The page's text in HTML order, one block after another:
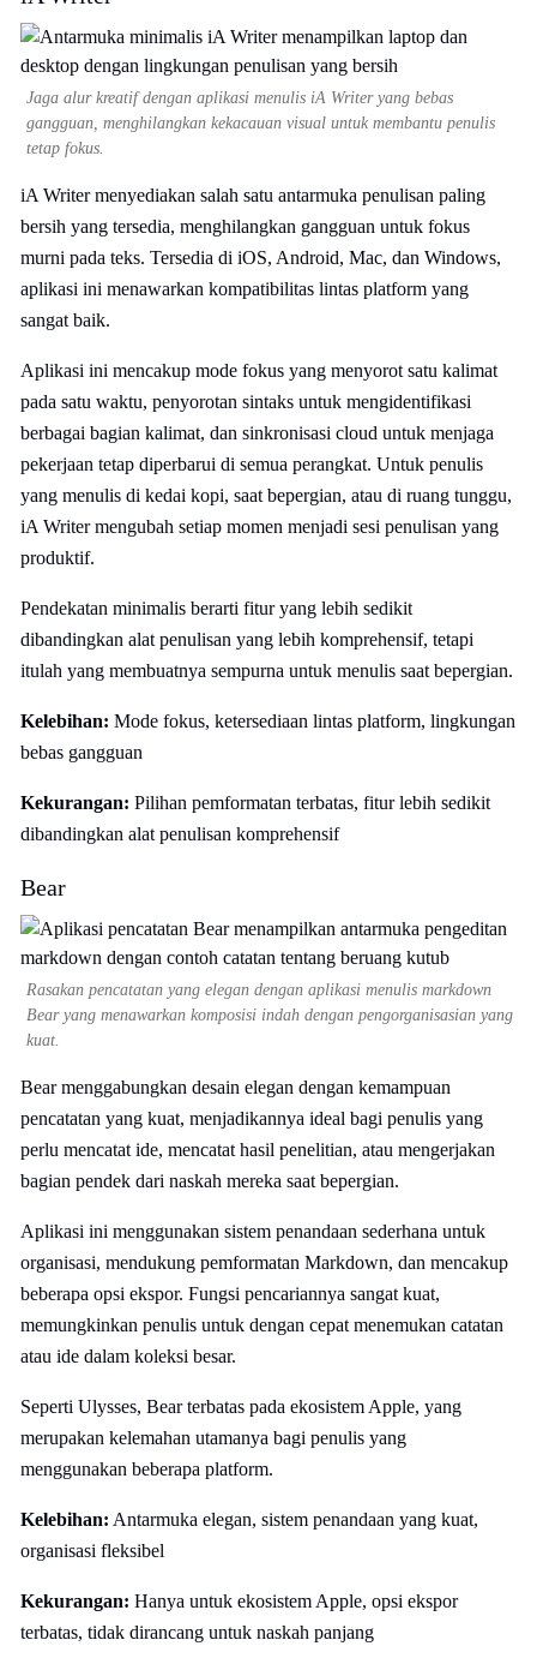
Jaga alur kreatif dengan aplikasi menulis iA Writer yang bebas
gangguan, menghilangkan kekacauan visual untuk membantu penulis
tetap fokus.
iA Writer menyediakan salah satu antarmuka penulisan paling
bersih yang tersedia, menghilangkan gangguan untuk fokus
murni pada teks. Tersedia di iOS, Android, Mac, dan Windows,
aplikasi ini menawarkan kompatibilitas lintas platform yang
sangat baik.
Aplikasi ini mencakup mode fokus yang menyorot satu kalimat
pada satu waktu, penyorotan sintaks untuk mengidentifikasi
berbagai bagian kalimat, dan sinkronisasi cloud untuk menjaga
pekerjaan tetap diperbarui di semua perangkat. Untuk penulis
yang menulis di kedai kopi, saat bepergian, atau di ruang tunggu,
iA Writer mengubah setiap momen menjadi sesi penulisan yang
produktif.
Pendekatan minimalis berarti fitur yang lebih sedikit
dibandingkan alat penulisan yang lebih komprehensif, tetapi
itulah yang membuatnya sempurna untuk menulis saat bepergian.
Kelebihan: Mode fokus, ketersediaan lintas platform, lingkungan
bebas gangguan
Kekurangan: Pilihan pemformatan terbatas, fitur lebih sedikit
dibandingkan alat penulisan komprehensif
Bear
Rasakan pencatatan yang elegan dengan aplikasi menulis markdown
Bear yang menawarkan komposisi indah dengan pengorganisasian yang
kuat.
Bear menggabungkan desain elegan dengan kemampuan
pencatatan yang kuat, menjadikannya ideal bagi penulis yang
perlu mencatat ide, mencatat hasil penelitian, atau mengerjakan
bagian pendek dari naskah mereka saat bepergian.
Aplikasi ini menggunakan sistem penandaan sederhana untuk
organisasi, mendukung pemformatan Markdown, dan mencakup
beberapa opsi ekspor. Fungsi pencariannya sangat kuat,
memungkinkan penulis untuk dengan cepat menemukan catatan
atau ide dalam koleksi besar.
Seperti Ulysses, Bear terbatas pada ekosistem Apple, yang
merupakan kelemahan utamanya bagi penulis yang
menggunakan beberapa platform.
Kelebihan: Antarmuka elegan, sistem penandaan yang kuat,
organisasi fleksibel
Kekurangan: Hanya untuk ekosistem Apple, opsi ekspor
terbatas, tidak dirancang untuk naskah panjang